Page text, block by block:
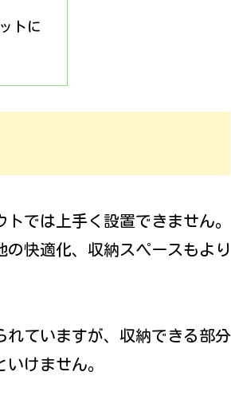
トに
では上手く設置できません。
快適化、収納スペースもより
ていますが、収納できる部分
けません。